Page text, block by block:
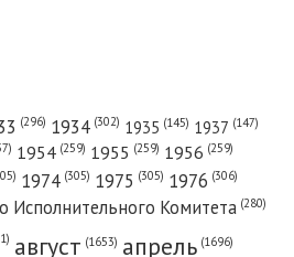
(296) 1934 (302) 1935 (145) 1937 (147)
1954 (259) 1955 (259) 1956 (259)
1974 (305) 1975 (305) 1976 (306)
Исполнительного Комитета (280)
август (1653) апрель (1696)